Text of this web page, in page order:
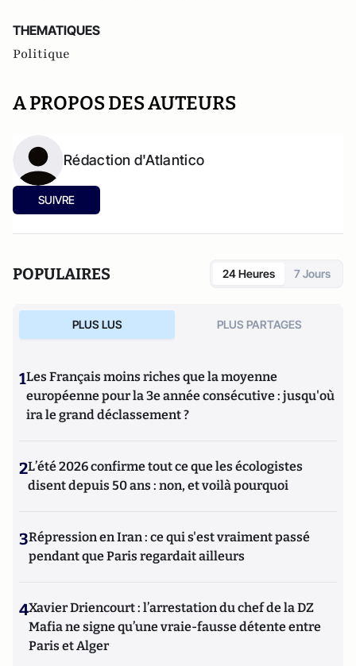
THEMATIQUES
Politique
A PROPOS DES AUTEURS
Rédaction d'Atlantico
SUIVRE
POPULAIRES 24 Heures 7 Jours
PLUS LUS PLUS PARTAGES
1Les Français moins riches que la moyenne
européenne pour la 3e année consécutive : jusqu'où
ira le grand déclassement ?
2L’été 2026 confirme tout ce que les écologistes
disent depuis 50 ans : non, et voilà pourquoi
3Répression en Iran : ce qui s'est vraiment passé
pendant que Paris regardait ailleurs
4Xavier Driencourt : l’arrestation du chef de la DZ
Mafia ne signe qu’une vraie-fausse détente entre
Paris et Alger